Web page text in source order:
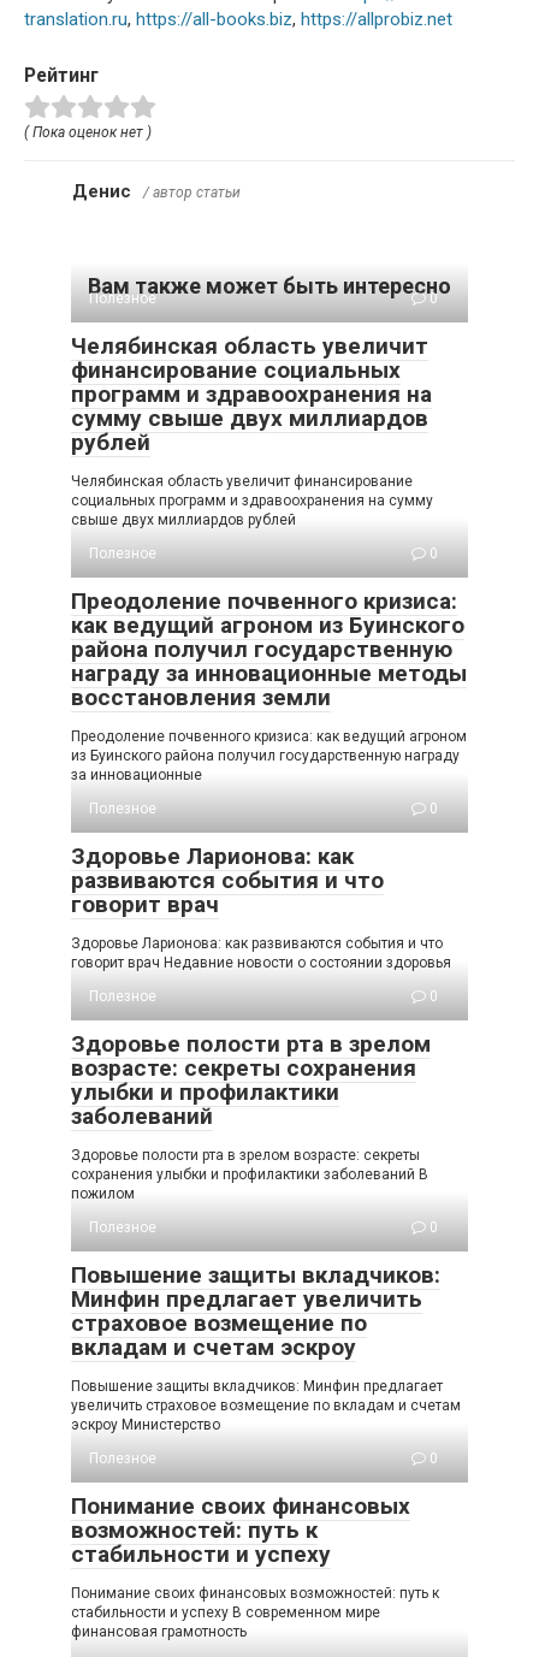
translation.ru, https://all-books.biz, https://allprobiz.net
Рейтинг
( Пока оценок нет )
Денис / автор статьи
Вам также может быть интересно
Полезное 0
Челябинская область увеличит
финансирование социальных
программ и здравоохранения на
сумму свыше двух миллиардов
рублей
Челябинская область увеличит финансирование
социальных программ и здравоохранения на сумму
свыше двух миллиардов рублей
Полезное
0
Преодоление почвенного кризиса:
как ведущий агроном из Буинского
района получил государственную
награду за инновационные методы
восстановления земли
Преодоление почвенного кризиса: как ведущий агроном
из Буинского района получил государственную награду
за инновационные
Полезное
0
Здоровье Ларионова: как
развиваются события и что
говорит врач
Здоровье Ларионова: как развиваются события и что
говорит врач Недавние новости о состоянии здоровья
Полезное
0
Здоровье полости рта в зрелом
возрасте: секреты сохранения
улыбки и профилактики
заболеваний
Здоровье полости рта в зрелом возрасте: секреты
сохранения улыбки и профилактики заболеваний В
пожилом
Полезное
0
Повышение защиты вкладчиков:
Минфин предлагает увеличить
страховое возмещение по
вкладам и счетам эскроу
Повышение защиты вкладчиков: Минфин предлагает
увеличить страховое возмещение по вкладам и счетам
эскроу Министерство
Полезное
0
Понимание своих финансовых
возможностей: путь к
стабильности и успеху
Понимание своих финансовых возможностей: путь к
стабильности и успеху В современном мире
финансовая грамотность